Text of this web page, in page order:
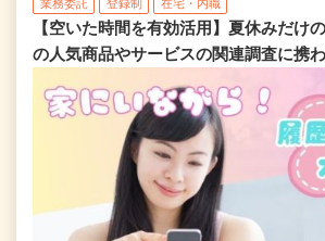
業務委託 登録制 在宅・内職
【空いた時間を有効活用】夏休みだけ
の人気商品やサービスの関連調査に携